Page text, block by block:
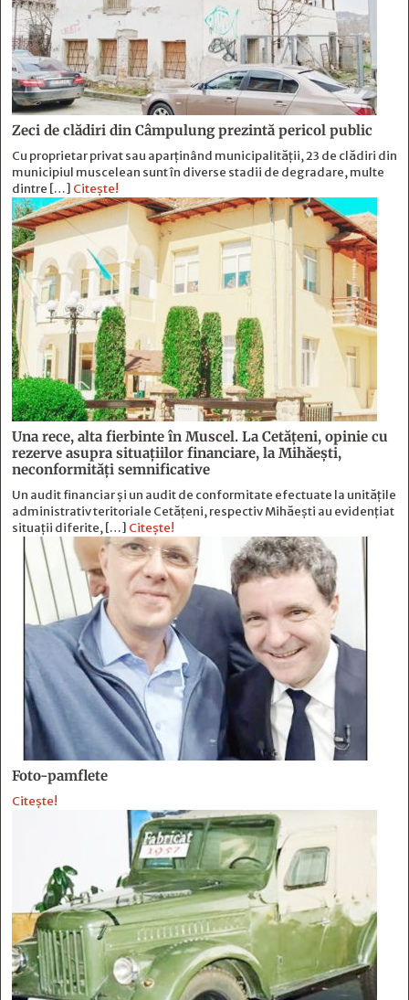
Zeci de clădiri din Câmpulung prezintă pericol public
Cu proprietar privat sau aparținând municipalității, 23 de clădiri din
municipiul muscelean sunt în diverse stadii de degradare, multe
dintre […] Citește!
Una rece, alta fierbinte în Muscel. La Cetăţeni, opinie cu
rezerve asupra situaţiilor financiare, la Mihăeşti,
neconformităţi semnificative
Un audit financiar și un audit de conformitate efectuate la unitățile
administrativ teritoriale Cetățeni, respectiv Mihăești au evidențiat
situații diferite, […] Citește!
Foto-pamflete
Citește!